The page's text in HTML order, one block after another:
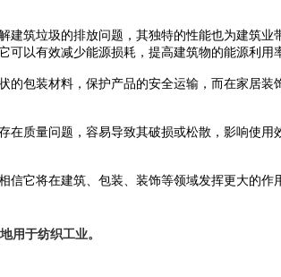
建筑垃圾的排放问题 ， 其独特的性能也为建筑业
可以有效减少能源损耗，提高建筑物的能源利用
的包装材料，保护产品的安全运输 ， 而在家居装
在质量问题，容易导致其破损或松散，影响使用
信它将在建筑、包装、装饰等领域发挥更大的作
用于纺织工业。